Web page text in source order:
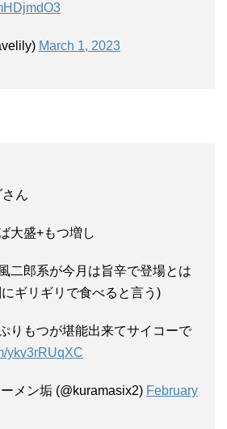
March 1, 2023
ん
大盛+もつ増し
二郎系が今月は旨辛で登場とは
ギリギリで食べると言う)
りもつが堪能出来てサイコーで
ykv3rRUqXC
メン垢 (@kuramasix2) February